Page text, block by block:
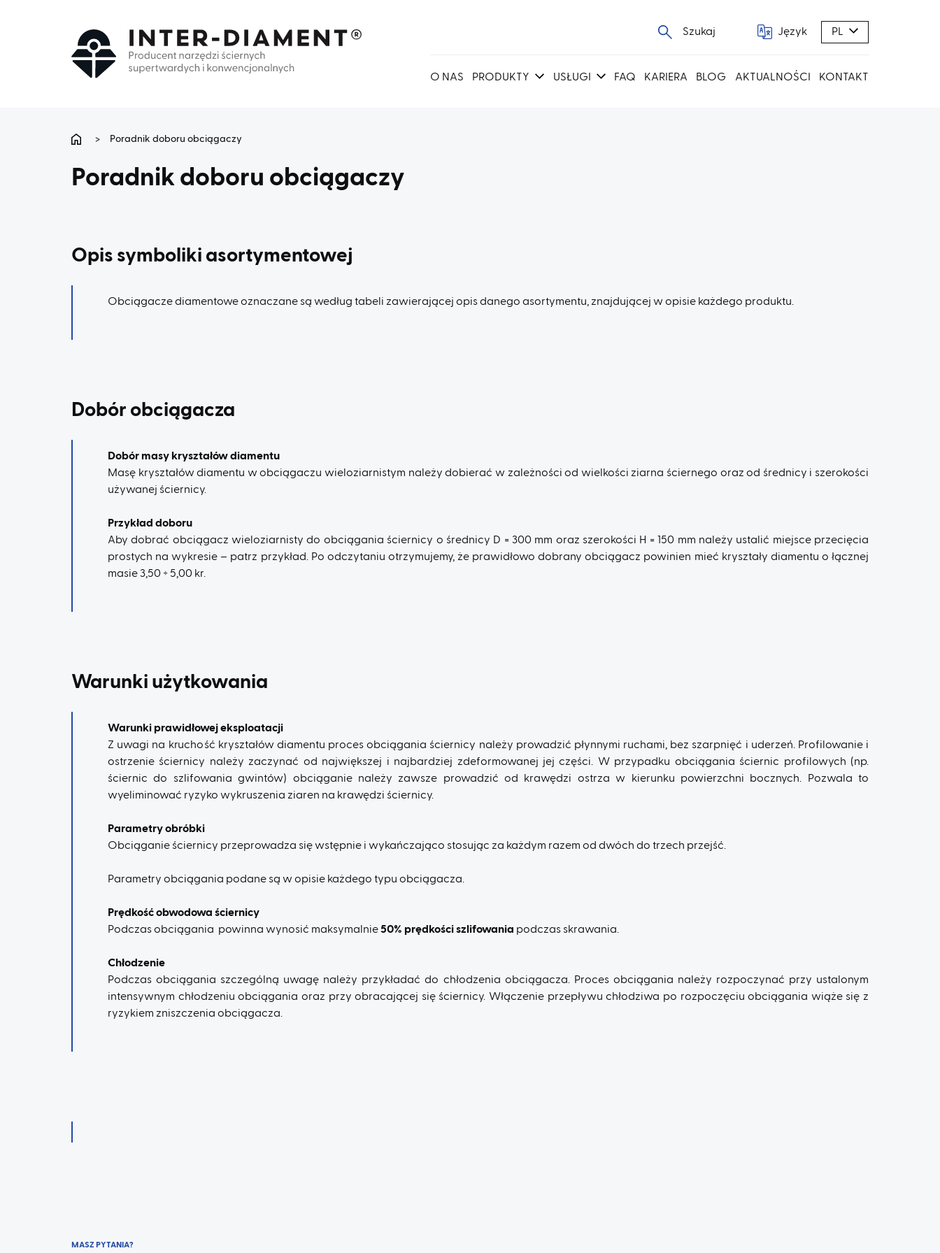
Szukaj Język PL
O NAS PRODUKTY USŁUGI FAQ KARIERA BLOG AKTUALNOŚCI KONTAKT
> Poradnik doboru obciągaczy
Poradnik doboru obciągaczy
Opis symboliki asortymentowej
Obciągacze diamentowe oznaczane są według tabeli zawierającej opis danego asortymentu, znajdującej w opisie każdego produktu.
Dobór obciągacza
Dobór masy kryształów diamentu
Masę kryształów diamentu w obciągaczu wieloziarnistym należy dobierać w zależności od wielkości ziarna ściernego oraz od średnicy i szerokości
używanej ściernicy.
Przykład doboru
Aby dobrać obciągacz wieloziarnisty do obciągania ściernicy o średnicy D = 300 mm oraz szerokości H = 150 mm należy ustalić miejsce przecięcia
prostych na wykresie – patrz przykład. Po odczytaniu otrzymujemy, że prawidłowo dobrany obciągacz powinien mieć kryształy diamentu o łącznej
masie 3,50 ÷ 5,00 kr.
Warunki użytkowania
Warunki prawidłowej eksploatacji
Z uwagi na kruchość kryształów diamentu proces obciągania ściernicy należy prowadzić płynnymi ruchami, bez szarpnięć i uderzeń. Profilowanie i
ostrzenie ściernicy należy zaczynać od największej i najbardziej zdeformowanej jej części. W przypadku obciągania ściernic profilowych (np.
ściernic do szlifowania gwintów) obciąganie należy zawsze prowadzić od krawędzi ostrza w kierunku powierzchni bocznych. Pozwala to
wyeliminować ryzyko wykruszenia ziaren na krawędzi ściernicy.
Parametry obróbki
Obciąganie ściernicy przeprowadza się wstępnie i wykańczająco stosując za każdym razem od dwóch do trzech przejść.
Parametry obciągania podane są w opisie każdego typu obciągacza.
Prędkość obwodowa ściernicy
Podczas obciągania powinna wynosić maksymalnie50% prędkości szlifowania podczas skrawania.
Chłodzenie
Podczas obciągania szczególną uwagę należy przykładać do chłodzenia obciągacza. Proces obciągania należy rozpoczynać przy ustalonym
intensywnym chłodzeniu obciągania oraz przy obracającej się ściernicy. Włączenie przepływu chłodziwa po rozpoczęciu obciągania wiąże się z
ryzykiem zniszczenia obciągacza.
MASZ PYTANIA?